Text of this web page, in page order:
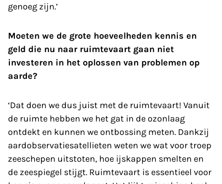
genoeg zijn.’
Moeten we de grote hoeveelheden kennis en
geld die nu naar ruimtevaart gaan niet
investeren in het oplossen van problemen op
aarde?
‘Dat doen we dus juist met de ruimtevaart! Vanuit
de ruimte hebben we het gat in de ozonlaag
ontdekt en kunnen we ontbossing meten. Dankzij
aardobservatiesatellieten weten we wat voor troep
zeeschepen uitstoten, hoe ijskappen smelten en
de zeespiegel stijgt. Ruimtevaart is essentieel voor